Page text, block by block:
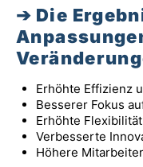
Die
Erhöhte Effizienz
Besserer Fokus
Erhöhte
Verbesserte
Höhere